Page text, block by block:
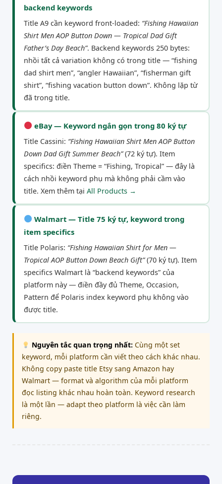
backend keywords
Title A9 cần keyword front-loaded: “Fishing Hawaiian
Shirt Men AOP Button Down — Tropical Dad Gift
Father’s Day Beach”. Backend keywords 250 bytes:
nhồi tất cả variation không có trong title — “fishing
dad shirt men”, “angler Hawaiian”, “fisherman gift
shirt”, “fishing vacation button down”. Không lặp từ
đã trong title.
eBay — Keyword ngắn gọn trong 80 ký tự
Title Cassini: “Fishing Hawaiian Shirt Men AOP Button
Down Dad Gift Summer Beach”(72 ký tự). Item
specifics: điền Theme = “Fishing, Tropical” — đây là
cách nhồi keyword phụ mà không phải cầm vào
title. Xem thêm tại All Products →
Walmart — Title 75 ký tự, keyword trong
item specifics
Title Polaris: “Fishing Hawaiian Shirt for Men —
Tropical AOP Button Down Beach Gift”(70 ký tự). Item
specifics Walmart là “backend keywords” của
platform này — điền đầy đủ Theme, Occasion,
Pattern để Polaris index keyword phụ không vào
được title.
Nguyên tắc quan trọng nhất: Cùng một set
keyword, mỗi platform cần viết theo cách khác nhau.
Không copy paste title Etsy sang Amazon hay
Walmart — format và algorithm của mỗi platform
đọc listing khác nhau hoàn toàn. Keyword research
là một lần — adapt theo platform là việc cần làm
riêng.